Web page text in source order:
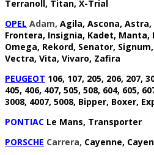
Terranoll, Titan, X-Trial
OPEL Adam, Agila, Ascona, Astra,
Frontera, Insignia, Kadet,
Omega, Rekord, Senator,
Vectra, Vita, Vivaro, Zafira
PEUGEOT 106, 107, 205, 206, 207,
405, 406, 407, 505, 508, 604, 605,
3008, 4007, 5008, Bipper, Boxer,
PONTIAC Le Mans, Transporter
PORSCHE Carrera, Cayenne,